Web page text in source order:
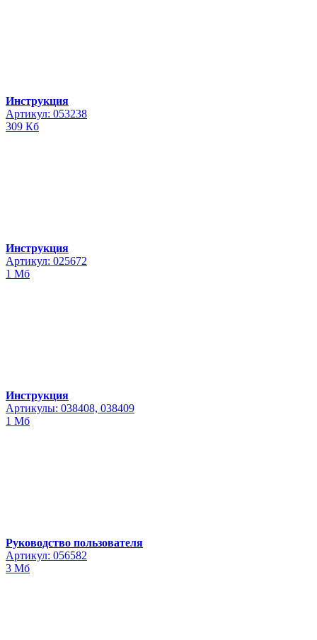
Инструкция
Артикул: 053238
309 Кб
Инструкция
Артикул: 025672
1 Мб
Инструкция
Артикулы: 038408, 038409
1 Мб
Руководство пользователя
Артикул: 056582
3 Мб